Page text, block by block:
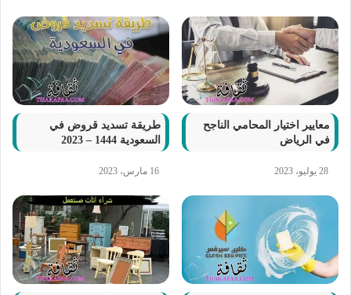
معايير اختيار المحامي الناجح
في الرياض
28 يوليو، 2023
طريقة تسديد قروض في
السعودية 1444 – 2023
16 مارس، 2023